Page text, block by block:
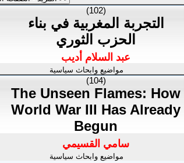
(102)
التجربة المغربية في بناء
الحزب الثوري
عبد السلام أديب
مواضيع وابحاث سياسية
(104)
The Unseen Flames: How
World War III Has Already
Begun
سامي القسيمي
مواضيع وابحاث سياسية